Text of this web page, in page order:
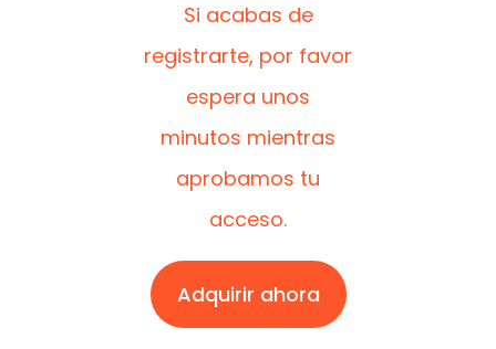
Si acabas de
registrarte, por favor
espera unos
minutos mientras
aprobamos tu
acceso.
Adquirir ahora